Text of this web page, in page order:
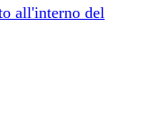
all'interno del